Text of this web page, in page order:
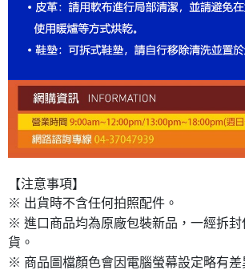
【注意事項】
※ 出貨時不含任何拍照配件。
※ 進口商品均為原廠包裝新品，一經拆
貨。
※ 商品圖檔顏色會因電腦螢幕設定略有